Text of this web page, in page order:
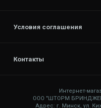
Условия соглашения
Контакты
Интернет-
ООО "ШТОРМ
Адрес: г. Минск, ул.